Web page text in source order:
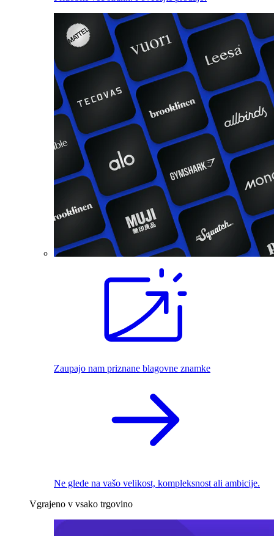
Zaupajo nam priznane blagovne znamke
Ne glede na vašo velikost, kompleksnost ali ambicije.
Vgrajeno v vsako trgovino